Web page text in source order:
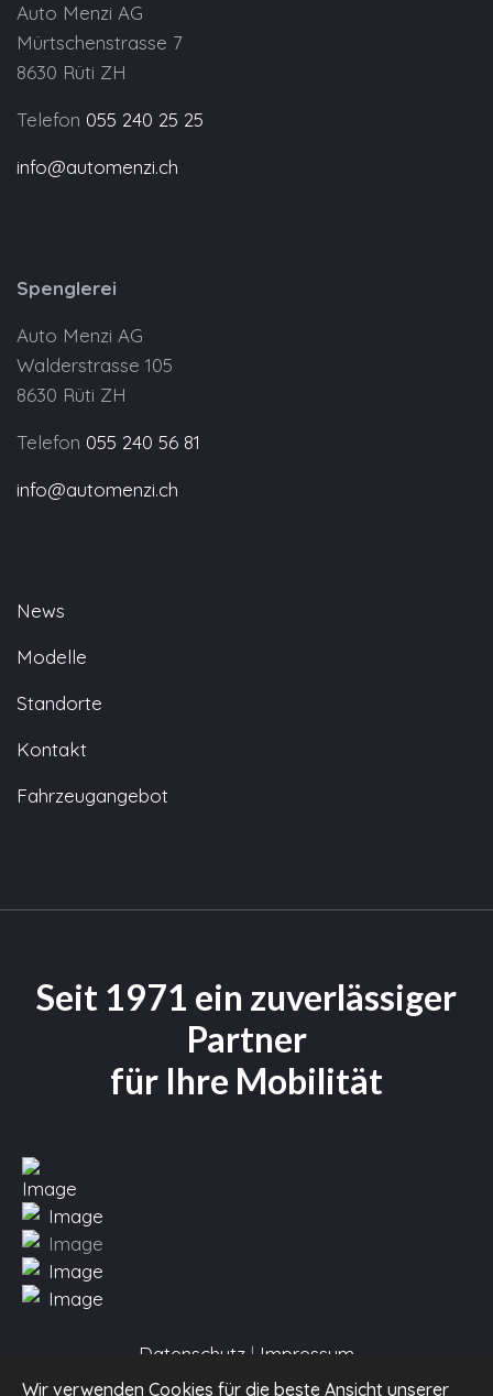
Auto Menzi AG
Mürtschenstrasse 7
8630 Rüti ZH
Telefon 055 240 25 25
info@automenzi.ch
Spenglerei
Auto Menzi AG
Walderstrasse 105
8630 Rüti ZH
Telefon 055 240 56 81
info@automenzi.ch
News
Modelle
Standorte
Kontakt
Fahrzeugangebot
Seit 1971 ein zuverlässiger
Partner
für Ihre Mobilität
Datenschutz | Impressum
Wir verwenden Cookies für die beste Ansicht unserer